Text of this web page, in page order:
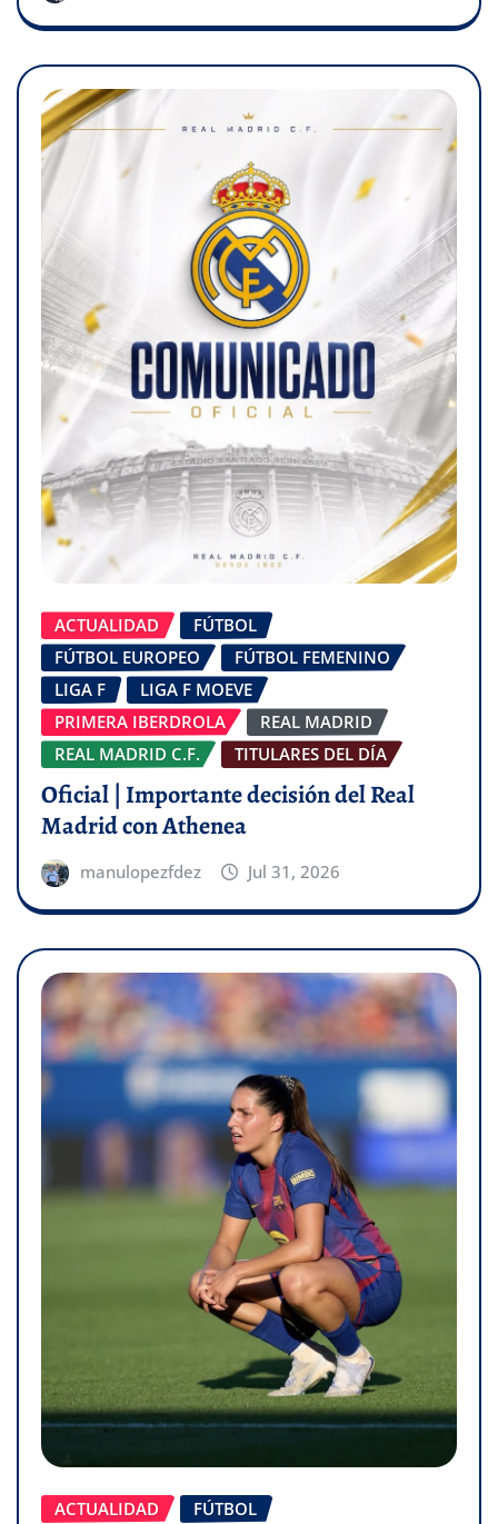
ACTUALIDAD
FÚTBOL
FÚTBOL EUROPEO
FÚTBOL FEMENINO
LIGA F
LIGA F MOEVE
PRIMERA IBERDROLA
REAL MADRID
REAL MADRID C.F.
TITULARES DEL DÍA
Oficial | Importante decisión del Real
Madrid con Athenea
manulopezfdez Jul 31, 2026
ACTUALIDAD
FÚTBOL